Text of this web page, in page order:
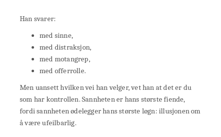
Han svarer:
med sinne,
med distraksjon,
med motangrep,
med offerrolle.
Men uansett hvilken vei han velger, vet han at det er du
som har kontrollen. Sannheten er hans største fiende,
fordi sannheten ødelegger hans største løgn: illusjonen om
å være ufeilbarlig.